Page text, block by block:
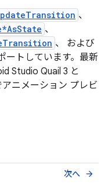
、
、
、 および
ートしています。最新
Studio Quail 3 と
アニメーション プレビ
次へ arrow_forward